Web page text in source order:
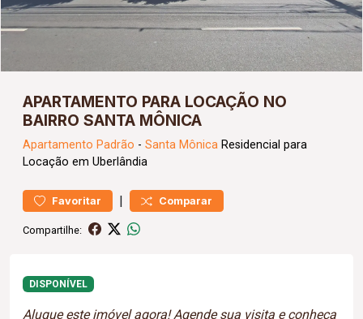
APARTAMENTO PARA LOCAÇÃO NO
BAIRRO SANTA MÔNICA
Apartamento Padrão - Santa Mônica Residencial para
Locação em Uberlândia
Favoritar | Comparar
Compartilhe:
DISPONÍVEL
Alugue este imóvel agora! Agende sua visita e conheça